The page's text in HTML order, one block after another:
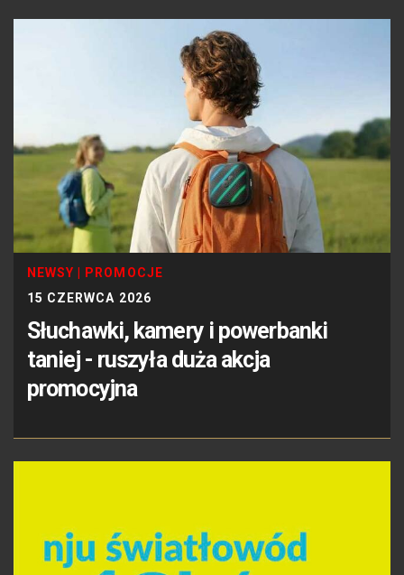
NEWSY
PROMOCJE
15 CZERWCA 2026
Słuchawki, kamery i powerbanki
taniej - ruszyła duża akcja
promocyjna